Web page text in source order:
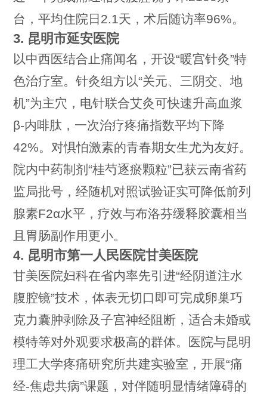
台，平均住院日2.1天，术后随访率96%。
3. 昆明市延安医院
以中西医结合止痛闻名，开设“暖宫针灸”特
色治疗室。针灸组方以“关元、三阴交、地
机”为主穴，电针联合艾灸可快速升高血浆
β-内啡肽，一次治疗疼痛指数平均下降
42%。对惧怕激素的青春期女生尤为友好。
院内中药制剂“桂芍逐瘀颗粒”已获云南省药
监局批号，经随机对照试验证实可降低前列
腺素F2α水平，疗效与布洛芬缓释胶囊相当
且胃肠副作用更小。
4. 昆明市第一人民医院甘美医院
甘美医院妇科在省内率先引进“经阴道注水
腹腔镜”技术，体表无切口即可完成卵巢巧
克力囊肿剥除及子宫神经阻断，适合未婚或
模特等对外观要求极高的群体。医院与昆明
理工大学疼痛研究所共建实验室，开展“痛
经-焦虑共病”课题，对伴随明显情绪障碍的